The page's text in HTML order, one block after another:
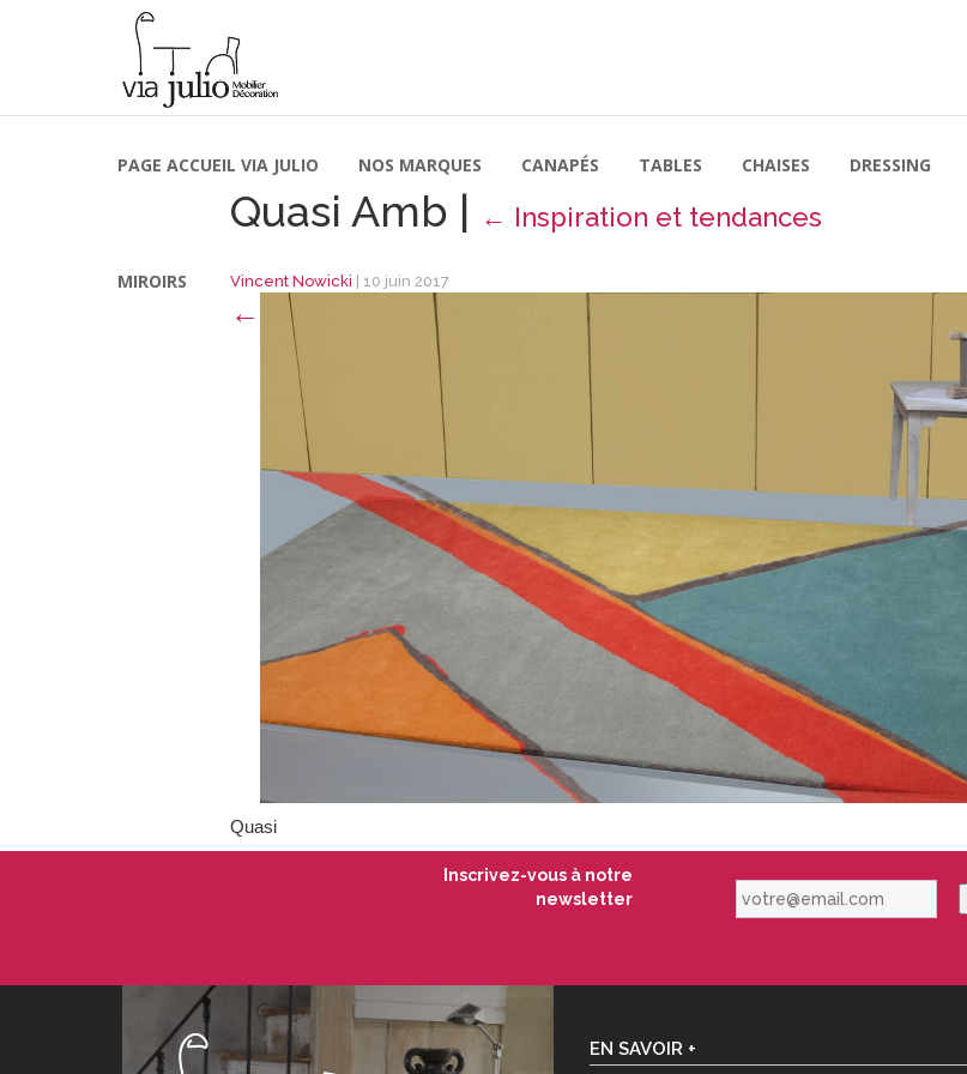
PAGE ACCUEIL VIA JULIO NOS MARQUES CANAPÉS TABLES CHAISES DRESSING
MIROIRS
Quasi Amb | ← Inspiration et tendances
Vincent Nowicki 10 juin 2017
←
Quasi
Inscrivez-vous à notre
newsletter
votre@email.com
EN SAVOIR +